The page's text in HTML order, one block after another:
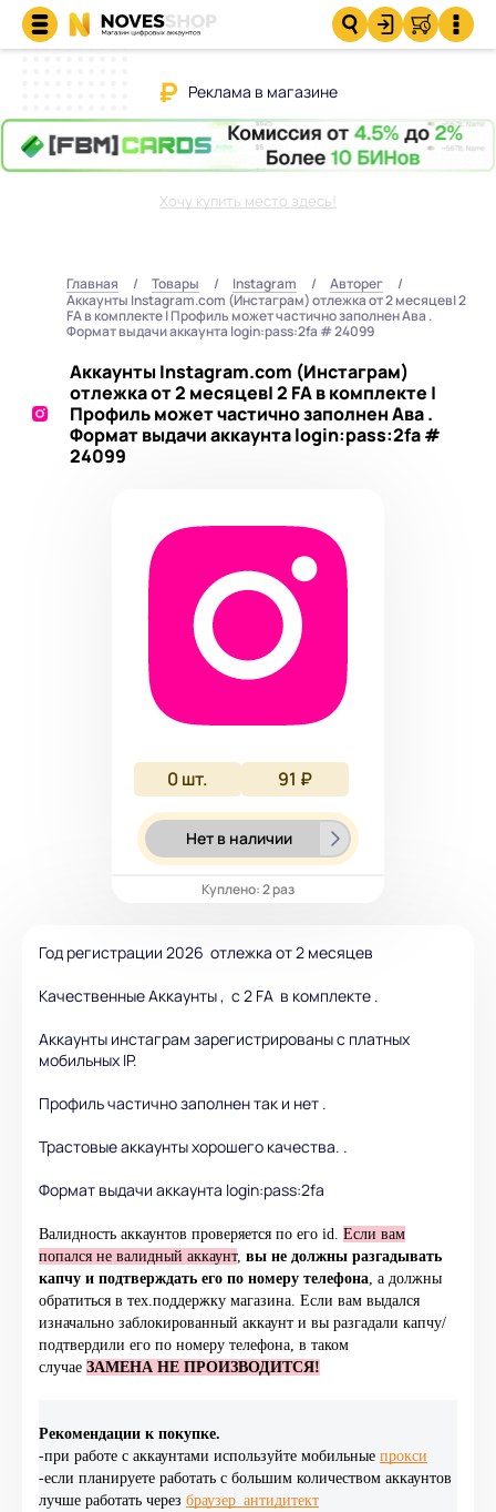
Реклама в магазине
Хочу купить место здесь!
Главная Товары Instagram
Авторег
Аккаунты Instagram.com (Инстаграм) отлежка от 2 месяцев| 2
FA в комплекте | Профиль может частично заполнен Ава .
Формат выдачи аккаунта login:pass:2fa # 24099
Аккаунты Instagram.com (Инстаграм)
отлежка от 2 месяцев| 2 FA в комплекте |
Профиль может частично заполнен Ава .
Формат выдачи аккаунта login:pass:2fa #
24099
0шт. 91 ₽
Нет в наличии
Куплено: 2 раз
Год регистрации 2026 отлежка от 2 месяцев
Качественные Аккаунты , c 2 FA в комплекте .
Аккаунты инстаграм зарегистрированы с платных
мобильных IP.
Профиль частично заполнен так и нет .
Трастовые аккаунты хорошего качества. .
Формат выдачи аккаунта login:pass:2fa
Валидность аккаунтов проверяется по его id.
Если вам
попался не валидный аккаунт, вы не должны разгадывать
капчу и подтверждать его по номеру телефона , а должны
обратиться в тех.поддержку магазина. Если вам выдался
изначально заблокированный аккаунт и вы разгадали капчу/
подтвердили его по номеру телефона, в таком
случае ЗАМЕНА НЕ ПРОИЗВОДИТСЯ!
Рекомендации к покупке.
-при работе с аккаунтами используйте мобильные прокси
-если планируете работать с большим количеством аккаунтов
лучше работать через браузер_антидитект